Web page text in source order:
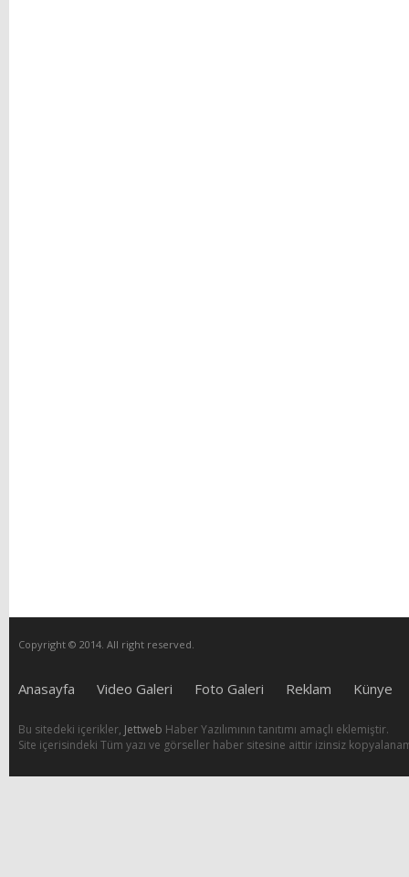
Copyright © 2014. All right reserved.
Anasayfa Video Galeri Foto Galeri Reklam Künye
Bu sitedeki içerikler, Jettweb Haber Yazılımının tanıtımı amaçlı eklemiştir.
Site içerisindeki Tüm yazı ve görseller haber sitesine aittir izinsiz